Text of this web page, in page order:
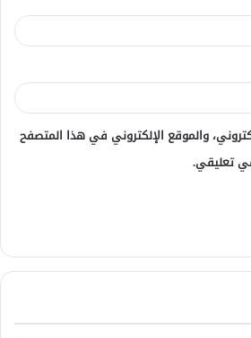
والموقع الإلكتروني في هذا المتصفح
تعليقي.